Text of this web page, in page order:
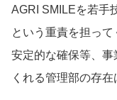
AGRI SMILEを若手
という重責を担っ
安定的な確保等、
くれる管理部の存